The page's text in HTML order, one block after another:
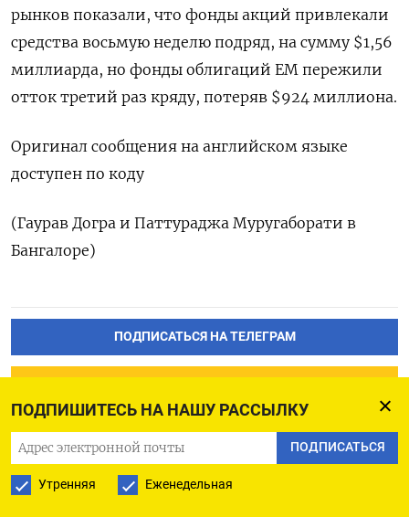
ПОДПИШИТЕСЬ НА НАШУ РАССЫЛКУ
ПОДПИСАТЬСЯ
Утренняя Еженедельная
рынков показали, что фонды акций привлекали
средства восьмую неделю подряд, на сумму $1,56
миллиарда, но фонды облигаций EM пережили
отток третий раз кряду, потеряв $924 миллиона.
Оригинал сообщения на английском языке
доступен по коду
(Гаурав Догра и Паттураджа Муругаборати в
Бангалоре)
ПОДПИСАТЬСЯ НА ТЕЛЕГРАМ